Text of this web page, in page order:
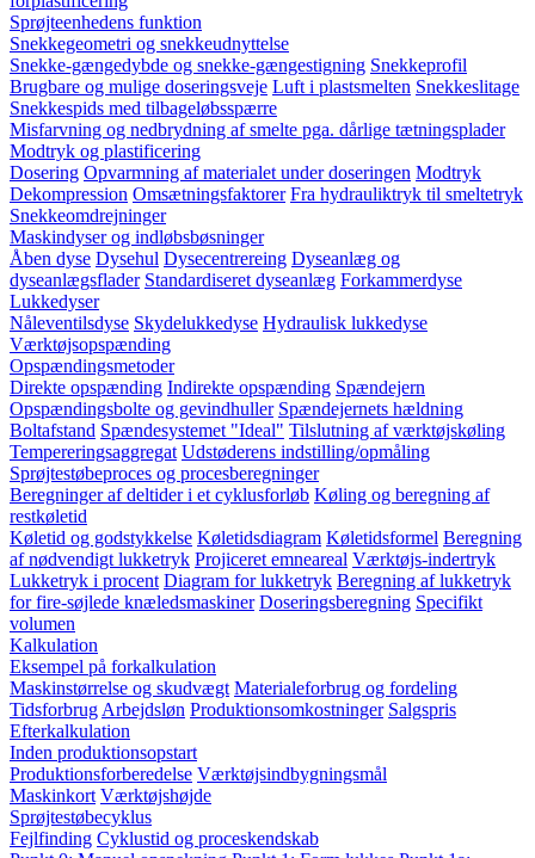
Sprøjteenhedens funktion
Snekkegeometri og snekkeudnyttelse
Snekke-gængedybde og snekke-gængestigning Snekkeprofil
Brugbare og mulige doseringsveje Luft i plastsmelten Snekkeslitage
Snekkespids med tilbageløbsspærre
Misfarvning og nedbrydning af smelte pga. dårlige tætningsplader
Modtryk og plastificering
Dosering Opvarmning af materialet under doseringen Modtryk
Dekompression Omsætningsfaktorer Fra hydrauliktryk til smeltetryk
Snekkeomdrejninger
Maskindyser og indløbsbøsninger
Åben dyse Dysehul Dysecentrereing Dyseanlæg og
dyseanlægsflader Standardiseret dyseanlæg Forkammerdyse
Lukkedyser
Nåleventilsdyse Skydelukkedyse Hydraulisk lukkedyse
Værktøjsopspænding
Opspændingsmetoder
Direkte opspænding Indirekte opspænding Spændejern
Opspændingsbolte og gevindhuller Spændejernets hældning
Boltafstand Spændesystemet "Ideal" Tilslutning af værktøjskøling
Tempereringsaggregat Udstøderens indstilling/opmåling
Sprøjtestøbeproces og procesberegninger
Beregninger af deltider i et cyklusforløb Køling og beregning af
restkøletid
Køletid og godstykkelse Køletidsdiagram Køletidsformel Beregning
af nødvendigt lukketryk Projiceret emneareal Værktøjs-indertryk
Lukketryk i procent Diagram for lukketryk Beregning af lukketryk
for fire-søjlede knæledsmaskiner Doseringsberegning Specifikt
volumen
Kalkulation
Eksempel på forkalkulation
Maskinstørrelse og skudvægt Materialeforbrug og fordeling
Tidsforbrug Arbejdsløn Produktionsomkostninger Salgspris
Efterkalkulation
Inden produktionsopstart
Produktionsforberedelse Værktøjsindbygningsmål
Maskinkort Værktøjshøjde
Sprøjtestøbecyklus
Fejlfinding Cyklustid og proceskendskab